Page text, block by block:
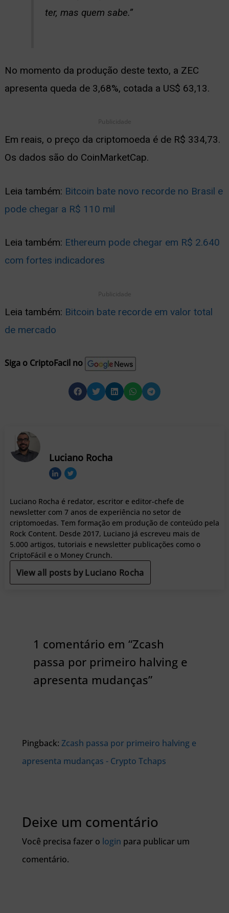
ter, mas quem sabe.”
No momento da produção deste texto, a ZEC
apresenta queda de 3,68%, cotada a US$ 63,13.
Publicidade
Em reais, o preço da criptomoeda é de R$ 334,73.
Os dados são do CoinMarketCap.
Leia também: Bitcoin bate novo recorde no Brasil e
pode chegar a R$ 110 mil
Leia também: Ethereum pode chegar em R$ 2.640
com fortes indicadores
Publicidade
Leia também: Bitcoin bate recorde em valor total
de mercado
Siga o CriptoFacil no
Luciano Rocha
Luciano Rocha é redator, escritor e editor-chefe de
newsletter com 7 anos de experiência no setor de
criptomoedas. Tem formação em produção de conteúdo pela
Rock Content. Desde 2017, Luciano já escreveu mais de
5.000 artigos, tutoriais e newsletter publicações como o
CriptoFácil e o Money Crunch.
View all posts by Luciano Rocha
1 comentário em “Zcash
passa por primeiro halving e
apresenta mudanças”
Pingback: Zcash passa por primeiro halving e
apresenta mudanças - Crypto Tchaps
Deixe um comentário
Você precisa fazer o login para publicar um
comentário.